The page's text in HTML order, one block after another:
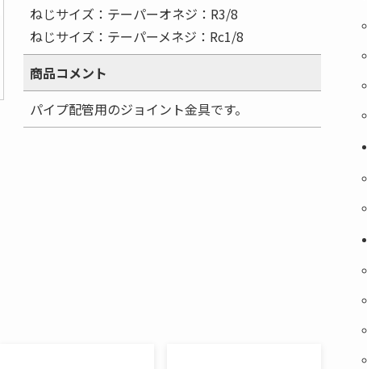
ねじサイズ：テーパーオネジ：R3/8
ねじサイズ：テーパーメネジ：Rc1/8
商品コメント
パイプ配管用のジョイント金具です。